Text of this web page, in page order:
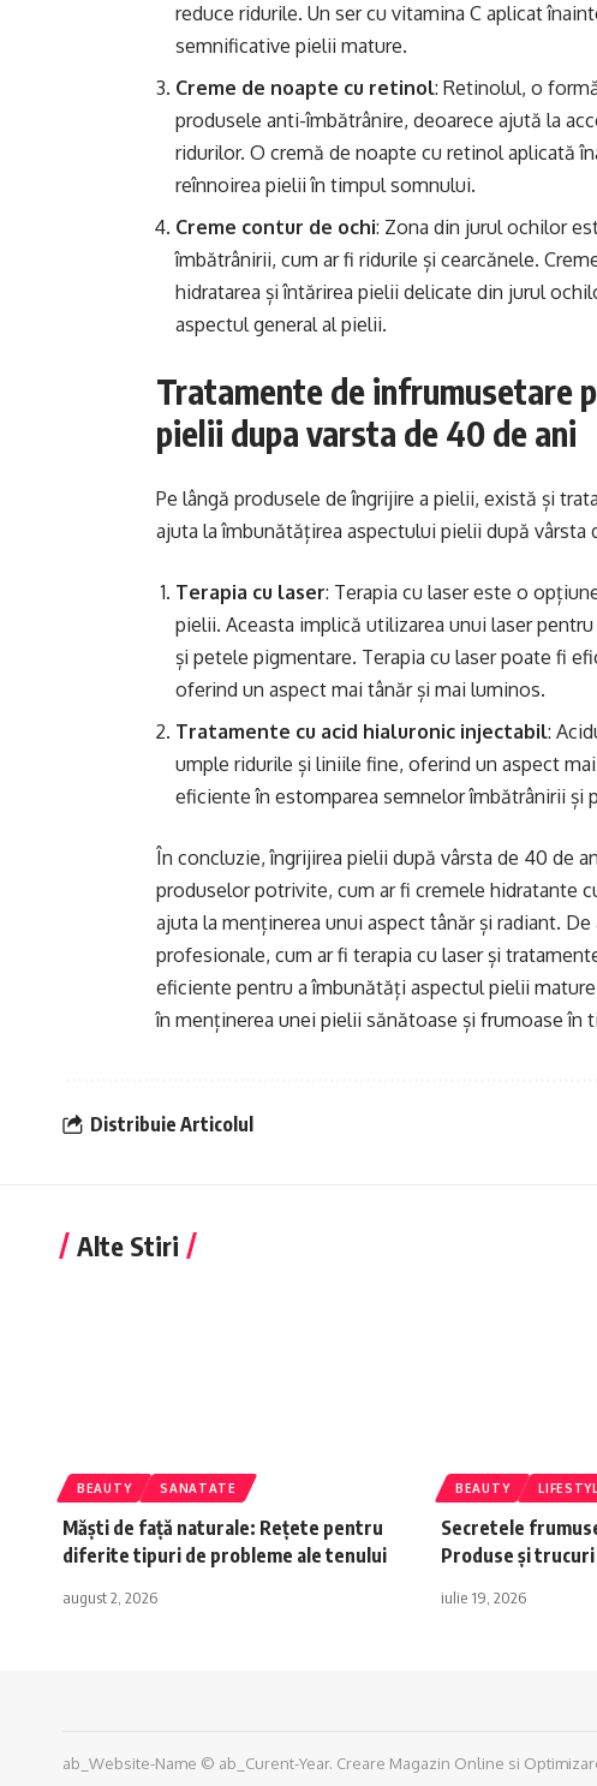
reduce ridurile. Un ser cu vitamina C aplicat
semnificative pielii mature.
Creme de noapte cu retinol: Retinolul, o
produsele anti-îmbătrânire, deoarece ajută la
ridurilor. O cremă de noapte cu retinol aplicată
reînnoirea pielii în timpul somnului.
Creme contur de ochi: Zona din jurul ochilor
îmbătrânirii, cum ar fi ridurile și cearcănele.
hidratarea și întărirea pielii delicate din jurul
aspectul general al pielii.
Tratamente de infrumusetare
pielii dupa varsta de 40 de ani
Pe lângă produsele de îngrijire a pielii, există și
ajuta la îmbunătățirea aspectului pielii după
Terapia cu laser: Terapia cu laser este o
pielii. Aceasta implică utilizarea unui laser
și petele pigmentare. Terapia cu laser poate fi
oferind un aspect mai tânăr și mai luminos.
Tratamente cu acid hialuronic injectabil:
umple ridurile și liniile fine, oferind un aspect
eficiente în estomparea semnelor îmbătrânirii și
În concluzie, îngrijirea pielii după vârsta de 40 de
produselor potrivite, cum ar fi cremele hidratante
ajuta la menținerea unui aspect tânăr și radiant.
profesionale, cum ar fi terapia cu laser și
eficiente pentru a îmbunătăți aspectul pielii
în menținerea unei pielii sănătoase și frumoase în
Distribuie Articolul
Alte Stiri
BEAUTY SANATATE
Măști de față naturale: Rețete pentru
diferite tipuri de probleme ale tenului
august 2, 2026
BEAUTY
Secretele
Produse și
iulie 19, 2026
ab_Website-Name © ab_Curent-Year. Creare Magazin Online si